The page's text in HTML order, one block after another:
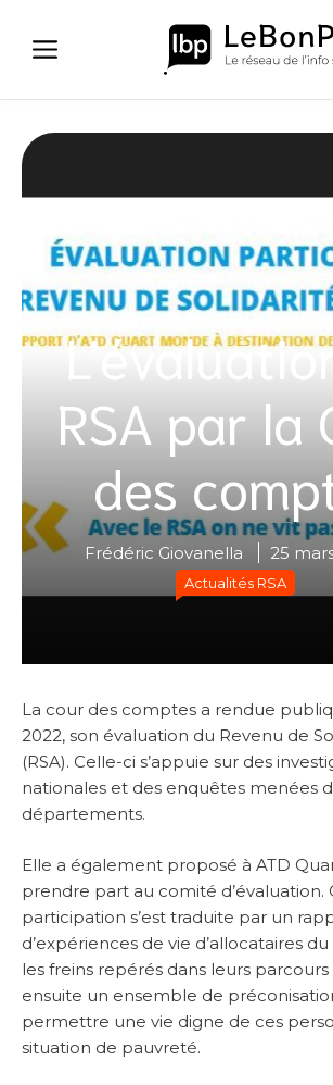
contenu
RSA par la
des
Frédéric Giovanella 25
Actualités RSA
La cour des comptes a rendue
2022, son évaluation du Revenu de
(RSA). Celle-ci s’appuie sur des
nationales et des enquêtes menées
départements.
Elle a également proposé à ATD
prendre part au comité d’évaluation.
participation s’est traduite par un
d’expériences de vie d’allocataires
les freins repérés dans leurs
ensuite un ensemble de
permettre une vie digne de ces
situation de pauvreté.